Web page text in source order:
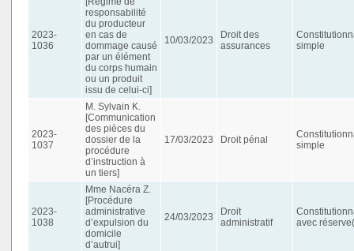
2023-
1036
responsabilité
du producteur
en cas de
dommage causé
par un élément
du corps humain
ou un produit
issu de celui-ci]
10/03/2023
Droit des
assurances
simple
2023-
1037
M. Sylvain K.
[Communication
des pièces du
dossier de la
procédure
d’instruction à
un tiers]
17/03/2023 Droit pénal
simple
2023-
1038
Mme Nacéra Z.
[Procédure
administrative
d’expulsion du
domicile
d’autrui]
24/03/2023
Droit
administratif
avec